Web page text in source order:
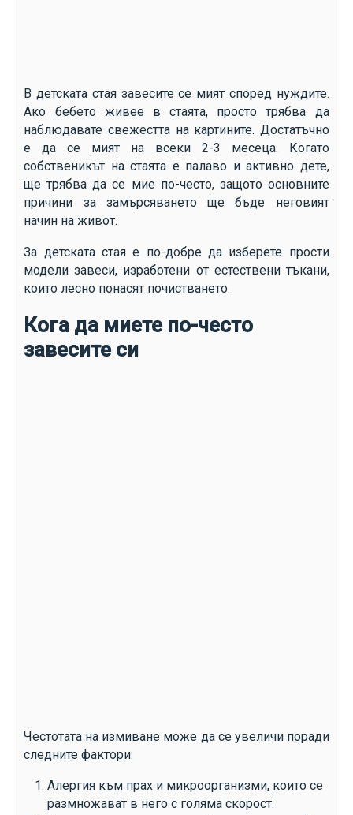
В детската стая завесите се мият според нуждите.
Ако бебето живее в стаята, просто трябва да
наблюдавате свежестта на картините. Достатъчно
е да се мият на всеки 2-3 месеца. Когато
собственикът на стаята е палаво и активно дете,
ще трябва да се мие по-често, защото основните
причини за замърсяването ще бъде неговият
начин на живот.
За детската стая е по-добре да изберете прости
модели завеси, изработени от естествени тъкани,
които лесно понасят почистването.
Кога да миете по-често
завесите си
Честотата на измиване може да се увеличи поради
следните фактори:
Алергия към прах и микроорганизми, които се
размножават в него с голяма скорост.